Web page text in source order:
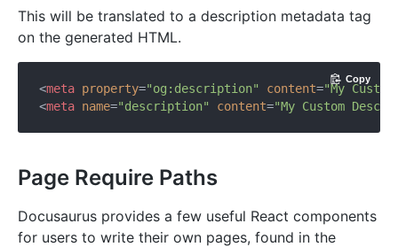
This will be translated to a description metadata tag
on the generated HTML.
<meta property="og:description" content="My
<meta name="description" content="My Custom
Copy
Page Require Paths
Docusaurus provides a few useful React components
for users to write their own pages, found in the